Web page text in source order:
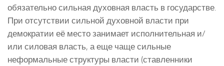
обязательно сильная духовная власть в государстве.
При отсутствии сильной духовной власти при
демократии её место занимает исполнительная и/
или силовая власть, а еще чаще сильные
неформальные структуры власти (ставленники